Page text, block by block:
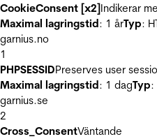
CookieConsent [x2]Indikerar
Maximal lagringstid: 1 årTyp:
garnius.no
1
PHPSESSIDPreserves user
Maximal lagringstid: 1 dagTyp:
garnius.se
2
Cross_ConsentVäntande